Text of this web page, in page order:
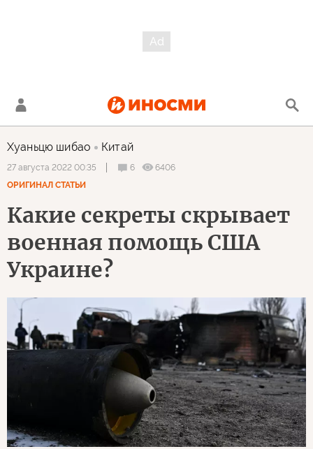
Хуаньцю шибао Китай
27 августа 2022 00:35 6
6406
ОРИГИНАЛ СТАТЬИ
Какие секреты скрывает
военная помощь США
Украине?